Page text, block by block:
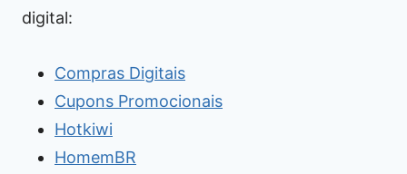
digital:
Compras Digitais
Cupons Promocionais
Hotkiwi
HomemBR